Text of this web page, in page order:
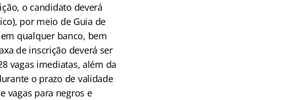
o candidato deverá
por meio de Guia de
qualquer banco, bem
de inscrição deverá ser
vagas imediatas, além da
o prazo de validade
vagas para negros e